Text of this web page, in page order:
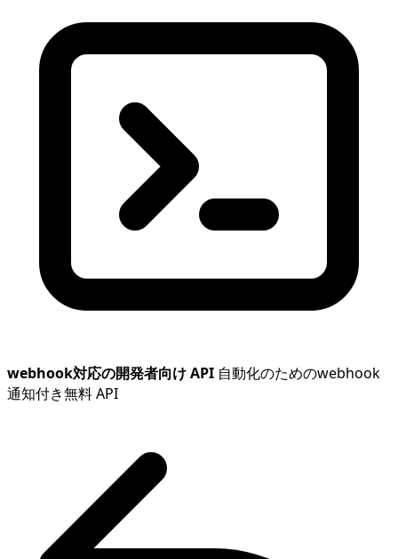
webhook対応の開発者向け API 自動化のためのwebhook
通知付き無料 API